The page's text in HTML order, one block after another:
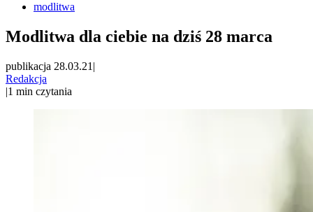
modlitwa
Modlitwa dla ciebie na dziś 28 marca
publikacja 28.03.21 |
Redakcja
|1 min czytania